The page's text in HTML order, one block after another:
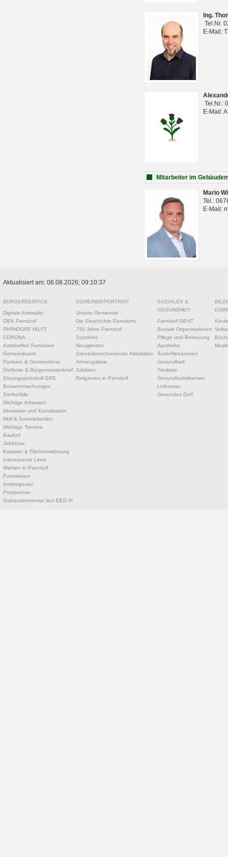
Ing.
Tel.Nr.
E-Mail:
Tel.Nr.:
E-Mail:
Mitarbeiter im
Mario
Tel.:
E-Mail:
Aktualisiert am: 06.08.2026; 09:10:37
BÜRGERSERVICE
Digitale Amtstafel
ÖEK Parndorf
PARNDORF HILFT
CORONA
Amtshelfer/ Formulare
Gemeindeamt
Parteien & Gemeinderat
Dorfbote & Bürgermeisterbrief
Sitzungsprotokoll GRS
Bekanntmachungen
Sterbefälle
Wichtige Adressen
Abwasser und Kanalisation
Müll & Sammelstellen
Wichtige Termine
Bauhof
Jobbörse
Kataster & Flächenwidmung
Interessante Links
Wahlen in Parndorf
Fundwesen
Amtssignatur
Postpartner
Gebäudeinventar laut EED III
GEMEINDEPORTRAIT
Unsere Gemeinde
Die Geschichte Parndorfs
750 Jahre Parndorf
Topothek
Neuigkeiten
Grenzüberschreitende Aktivitäten
Ahnengalerie
Jubiläen
Religionen in Parndorf
SOZIALES &
GESUNDHEIT
Parndorf GEHT
Soziale Organisationen
Pflege und Betreuung
Apotheke
Ärzte/Hebammen
Gesundheit
Tierärzte
Gesundheitsthemen
Leihomas
Gesundes Dorf